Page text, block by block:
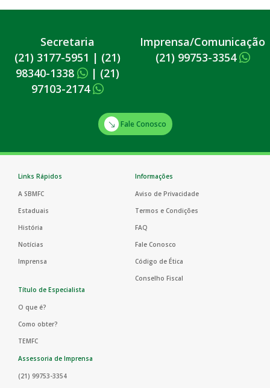
Secretaria
(21) 3177-5951 | (21)
98340-1338
| (21)
97103-2174
Imprensa/Comunicação
(21) 99753-3354
Fale Conosco
Links Rápidos
A SBMFC
Estaduais
História
Notícias
Imprensa
Informações
Aviso de Privacidade
Termos e Condições
FAQ
Fale Conosco
Código de Ética
Conselho Fiscal
Título de Especialista
O que é?
Como obter?
TEMFC
Assessoria de Imprensa
(21) 99753-3354